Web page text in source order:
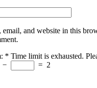
email, and website in this
* Time limit is exhausted.
− = 2